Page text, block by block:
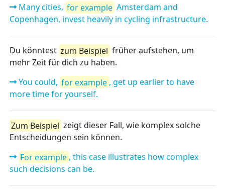
Many cities, for example Amsterdam and
Copenhagen, invest heavily in cycling infrastructure.
Du könntest zum Beispiel früher aufstehen, um
mehr Zeit für dich zu haben.
You could, for example , get up earlier to have
more time for yourself.
Zum Beispiel zeigt dieser Fall, wie komplex solche
Entscheidungen sein können.
For example , this case illustrates how complex
such decisions can be.